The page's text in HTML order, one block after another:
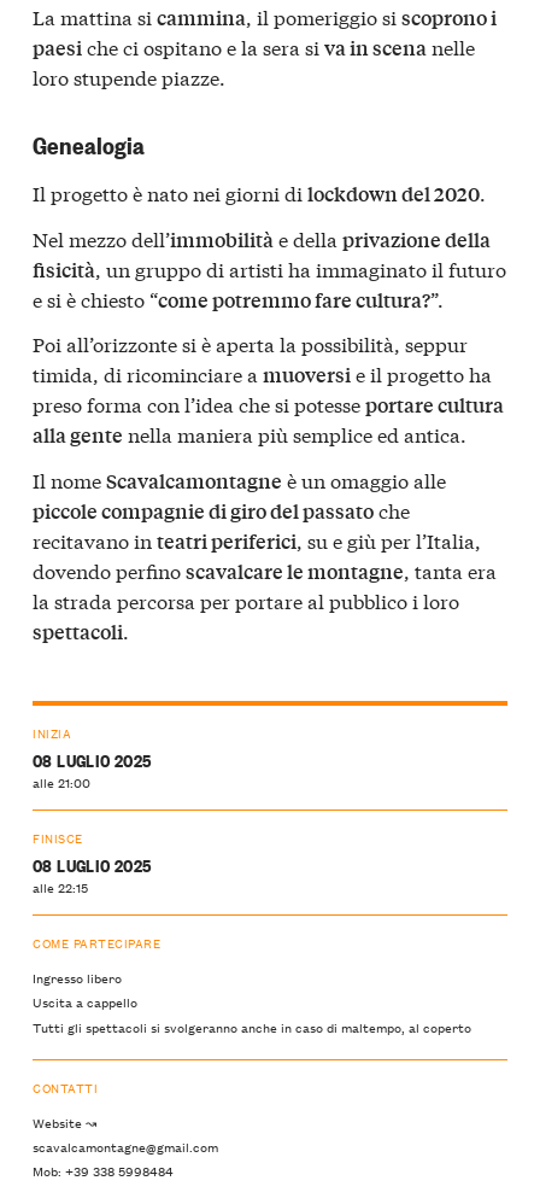
La mattina si cammina, il pomeriggio si scoprono i
paesiche ci ospitano e la sera si va in scenanelle
loro stupende piazze.
Genealogia
Il progetto è nato nei giorni di lockdown del 2020.
Nel mezzo dell’immobilitàe della privazione della
fisicità, un gruppo di artisti ha immaginato il futuro
e si è chiesto “come potremmo fare cultura?”.
Poi all’orizzonte si è aperta la possibilità, seppur
timida, di ricominciare a muoversie il progetto ha
preso forma con l’idea che si potesseportare cultura
alla gente nella maniera più semplice ed antica.
Il nomeScavalcamontagne è un omaggio alle
piccole compagnie di giro del passatoche
recitavano in teatri periferici, su e giù per l’Italia,
dovendo perfinoscavalcare le montagne, tanta era
la strada percorsa per portare al pubblico i loro
spettacoli.
INIZIA
08 LUGLIO 2025
alle 21:00
FINISCE
08 LUGLIO 2025
alle 22:15
COME PARTECIPARE
Ingresso libero
Uscita a cappello
Tutti gli spettacoli si svolgeranno anche in caso di maltempo, al coperto
CONTATTI
Website ↝
scavalcamontagne@gmail.com
Mob: +39 338 5998484